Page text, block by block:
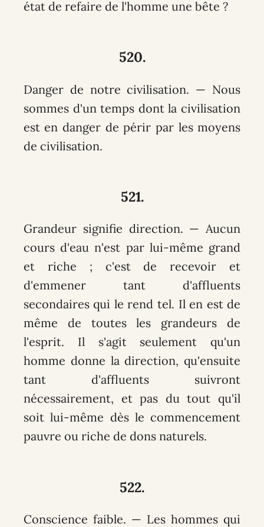
état de refaire de l'homme une bête ?
520.
Danger de notre civilisation. — Nous
sommes d'un temps dont la civilisation
est en danger de périr par les moyens
de civilisation.
521.
Grandeur signifie direction. — Aucun
cours d'eau n'est par lui-même grand
et riche ; c'est de recevoir et
d'emmener tant d'affluents
secondaires qui le rend tel. Il en est de
même de toutes les grandeurs de
l'esprit. Il s'agit seulement qu'un
homme donne la direction, qu'ensuite
tant d'affluents suivront
nécessairement, et pas du tout qu'il
soit lui-même dès le commencement
pauvre ou riche de dons naturels.
522.
Conscience faible. — Les hommes qui